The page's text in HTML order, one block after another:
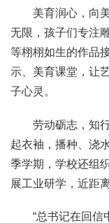
美育润心，向
无限，孩子们专注
等栩栩如生的作品
示、美育课堂，让
子心灵。
劳动砺志，知
起衣袖，播种、浇
季学期，学校还组
展工业研学，近距
“总书记在回信